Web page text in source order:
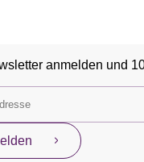
anmelden und